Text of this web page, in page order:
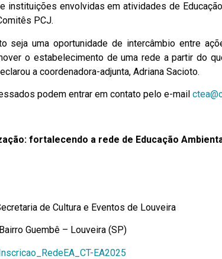
instituições envolvidas em atividades de
PCJ.
seja uma oportunidade de intercâmbio entre
o estabelecimento de uma rede a partir do
a coordenadora-adjunta, Adriana Sacioto.
podem entrar em contato pelo e-mail
fortalecendo a rede de Educação
de Cultura e Eventos de Louveira
Guembê – Louveira (SP)
EA2025